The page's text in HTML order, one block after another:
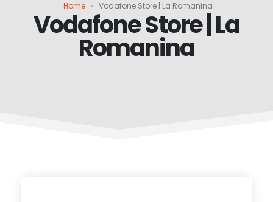
Home » Vodafone Store | La Romanina
Vodafone Store | La
Romanina